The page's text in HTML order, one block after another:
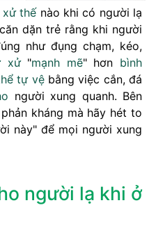
xử thếnào khi có người lạ
dặn trẻ rằng khi người
như đụng chạm, kéo,
xử"mạnh mẽ" hơn bình
tự vệbằng việc cắn, đá
người xung quanh. Bên
kháng mà hãy hét to
này" để mọi người xung
người lạ khi ở